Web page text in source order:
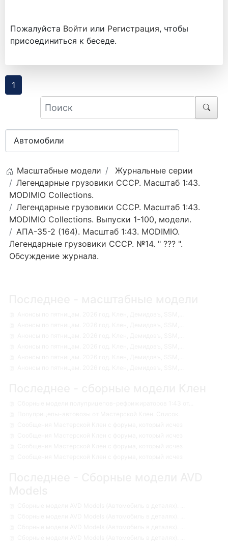
Пожалуйста Войти или Регистрация, чтобы
присоединиться к беседе.
1
Масштабные модели
Журнальные серии
Легендарные грузовики СССР. Масштаб 1:43.
MODIMIO Collections.
Легендарные грузовики СССР. Масштаб 1:43.
MODIMIO Collections. Выпуски 1-100, модели.
АПА-35-2 (164). Масштаб 1:43. MODIMIO.
Легендарные грузовики СССР. №14. " ??? ".
Обсуждение журнала.